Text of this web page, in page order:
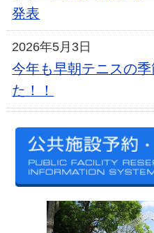
発表
2026年5月3日
今年も早朝テニスの
た！！
2025年12月10日
令和7年12月より土浦
が新しくなりました。
2025年10月16日
土浦市×機動警察パト